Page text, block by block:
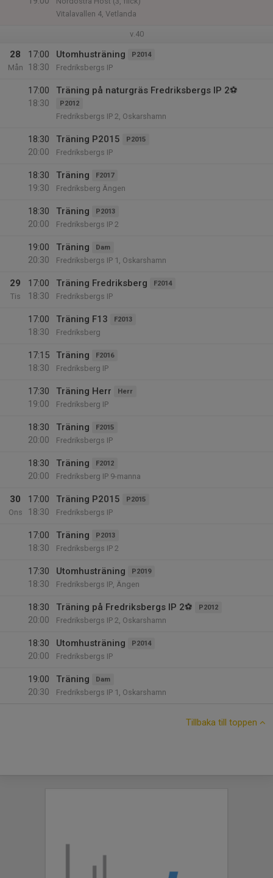
Vitalavallen 4, Vetlanda
v.40
28
Mån
17:00
18:30
Utomhusträning P2014
Fredriksbergs IP
17:00
18:30
Träning på naturgräs Fredriksbergs IP 2⚽
P2012
Fredriksbergs IP 2, Oskarshamn
18:30
20:00
Träning P2015 P2015
Fredriksbergs IP
18:30
19:30
Träning F2017
Fredriksberg Ängen
18:30
20:00
Träning P2013
Fredriksbergs IP 2
19:00
20:30
Träning Dam
Fredriksbergs IP 1, Oskarshamn
29
Tis
17:00
18:30
Träning Fredriksberg F2014
Fredriksbergs IP
17:00
18:30
Träning F13 F2013
Fredriksberg
17:15
18:30
Träning F2016
Fredriksberg IP
17:30
19:00
Träning Herr Herr
Fredriksberg IP
18:30
20:00
Träning F2015
Fredriksbergs IP
18:30
20:00
Träning F2012
Fredriksberg IP 9-manna
30
Ons
17:00
18:30
Träning P2015 P2015
Fredriksbergs IP
17:00
18:30
Träning P2013
Fredriksbergs IP 2
17:30
18:30
Utomhusträning P2019
Fredriksbergs IP, Ängen
18:30
20:00
Träning på Fredriksbergs IP 2⚽️ P2012
Fredriksbergs IP 2, Oskarshamn
18:30
20:00
Utomhusträning P2014
Fredriksbergs IP
19:00
20:30
Träning Dam
Fredriksbergs IP 1, Oskarshamn
Tillbaka till toppen